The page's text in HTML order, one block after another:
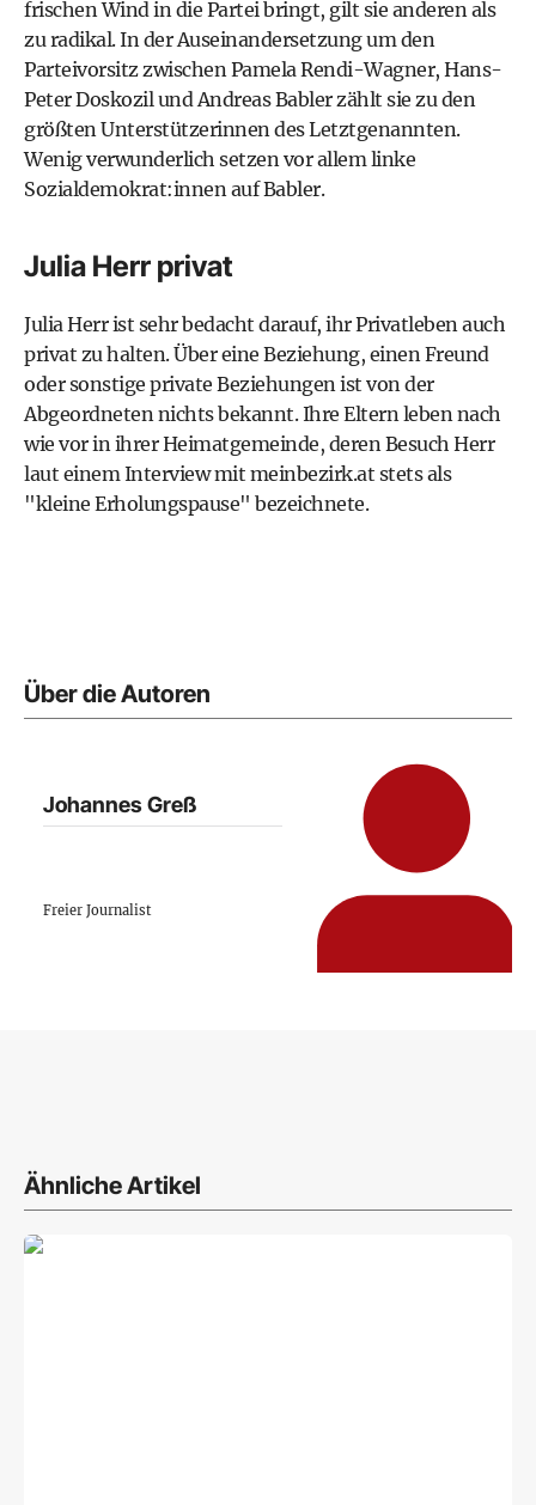
frischen Wind in die Partei bringt, gilt sie anderen als
zu radikal. In der Auseinandersetzung um den
Parteivorsitz zwischenPamela Rendi-Wagner, Hans-
Peter DoskozilundAndreas Bablerzählt sie zu den
größten Unterstützerinnen des Letztgenannten.
Wenig verwunderlich setzen vor allem linke
Sozialdemokrat:innen auf Babler.
Julia Herr privat
Julia Herr ist sehr bedacht darauf, ihr Privatleben auch
privat zu halten. Über eine Beziehung, einen Freund
oder sonstige private Beziehungen ist von der
Abgeordneten nichts bekannt. Ihre Eltern leben nach
wie vor in ihrer Heimatgemeinde, deren Besuch Herr
laut einemInterview mit meinbezirk.at stets als
"kleine Erholungspause" bezeichnete.
Über die Autoren
Johannes Greß
Freier Journalist
Ähnliche Artikel